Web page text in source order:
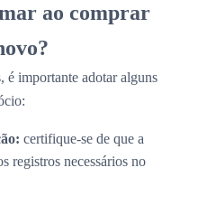
ao comprar
é importante adotar alguns
certifique-se de que a
registros necessários no